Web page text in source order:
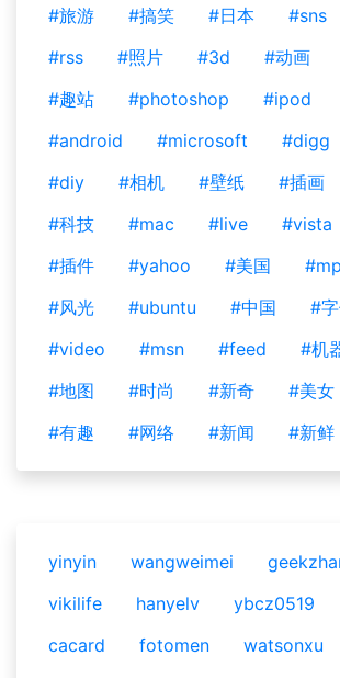
#旅游
#搞笑 #日本 #sns
#rss
#照片 #3d #动画
#趣站
#photoshop #ipod
#android
#microsoft #digg
#diy
#相机 #壁纸 #插画
#科技
#mac #live #vista
#插件
#yahoo #美国
#风光
#ubuntu #中国 #
#video
#msn #feed
#机
#地图
#时尚 #新奇 #美女
#有趣
#网络 #新闻 #新鲜
yinyin wangweimei
vikilife
hanyelv ybcz0519
cacard
fotomen watsonxu